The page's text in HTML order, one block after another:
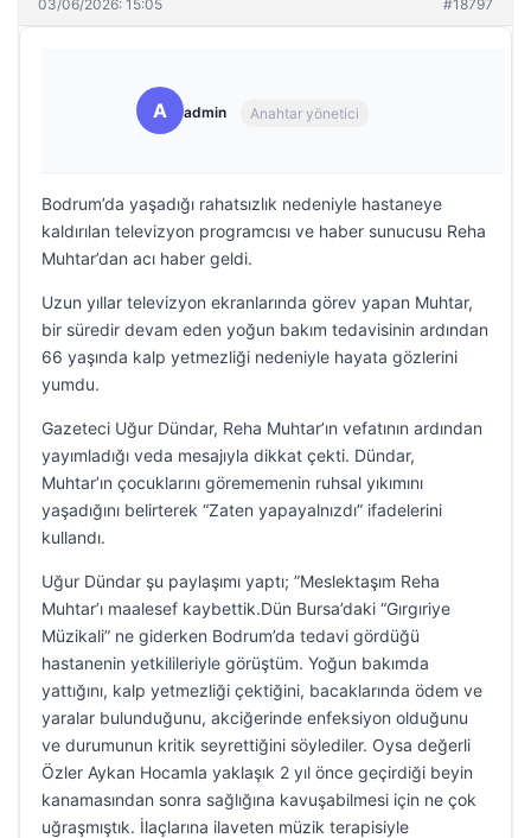
03/06/2026: 15:05 #18797
A admin Anahtar yönetici
Bodrum’da yaşadığı rahatsızlık nedeniyle hastaneye
kaldırılan televizyon programcısı ve haber sunucusu Reha
Muhtar’dan acı haber geldi.
Uzun yıllar televizyon ekranlarında görev yapan Muhtar,
bir süredir devam eden yoğun bakım tedavisinin ardından
66 yaşında kalp yetmezliği nedeniyle hayata gözlerini
yumdu.
Gazeteci Uğur Dündar, Reha Muhtar’ın vefatının ardından
yayımladığı veda mesajıyla dikkat çekti. Dündar,
Muhtar’ın çocuklarını görememenin ruhsal yıkımını
yaşadığını belirterek “Zaten yapayalnızdı” ifadelerini
kullandı.
Uğur Dündar şu paylaşımı yaptı; ”Meslektaşım Reha
Muhtar’ı maalesef kaybettik.Dün Bursa’daki “Gırgıriye
Müzikali” ne giderken Bodrum’da tedavi gördüğü
hastanenin yetkilileriyle görüştüm. Yoğun bakımda
yattığını, kalp yetmezliği çektiğini, bacaklarında ödem ve
yaralar bulunduğunu, akciğerinde enfeksiyon olduğunu
ve durumunun kritik seyrettiğini söylediler. Oysa değerli
Özler Aykan Hocamla yaklaşık 2 yıl önce geçirdiği beyin
kanamasından sonra sağlığına kavuşabilmesi için ne çok
uğraşmıştık. İlaçlarına ilaveten müzik terapisiyle